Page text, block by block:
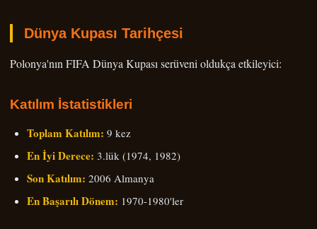
Dünya Kupası Tarihçesi
Polonya'nın FIFA Dünya Kupası serüveni oldukça etkileyici:
Katılım İstatistikleri
Toplam Katılım: 9 kez
En İyi Derece: 3.lük (1974, 1982)
Son Katılım: 2006 Almanya
En Başarılı Dönem: 1970-1980'ler